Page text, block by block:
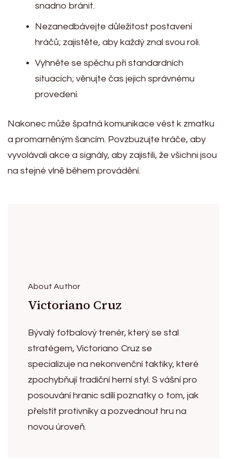
snadno bránit.
Nezanedbávejte důležitost postavení
hráčů; zajistěte, aby každý znal svou roli.
Vyhněte se spěchu při standardních
situacích; věnujte čas jejich správnému
provedení.
Nakonec může špatná komunikace vést k zmatku
a promarněným šancím. Povzbuzujte hráče, aby
vyvolávali akce a signály, aby zajistili, že všichni jsou
na stejné vlně během provádění.
About Author
Victoriano Cruz
Bývalý fotbalový trenér, který se stal
stratégem, Victoriano Cruz se
specializuje na nekonvenční taktiky, které
zpochybňují tradiční herní styl. S vášní pro
posouvání hranic sdílí poznatky o tom, jak
přelstít protivníky a pozvednout hru na
novou úroveň.